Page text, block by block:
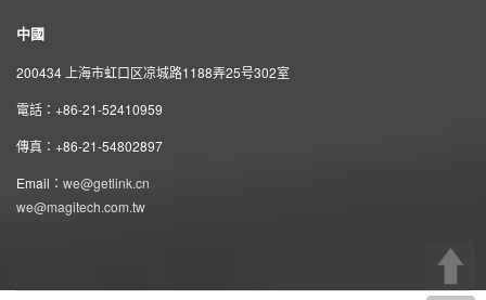
中國
200434 上海市虹口区凉城路1188弄25号302室
電話：+86-21-52410959
傳真：+86-21-54802897
Email： we@getlink.cn
we@magitech.com.tw